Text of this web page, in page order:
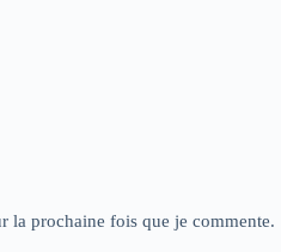
la prochaine fois que je commente.